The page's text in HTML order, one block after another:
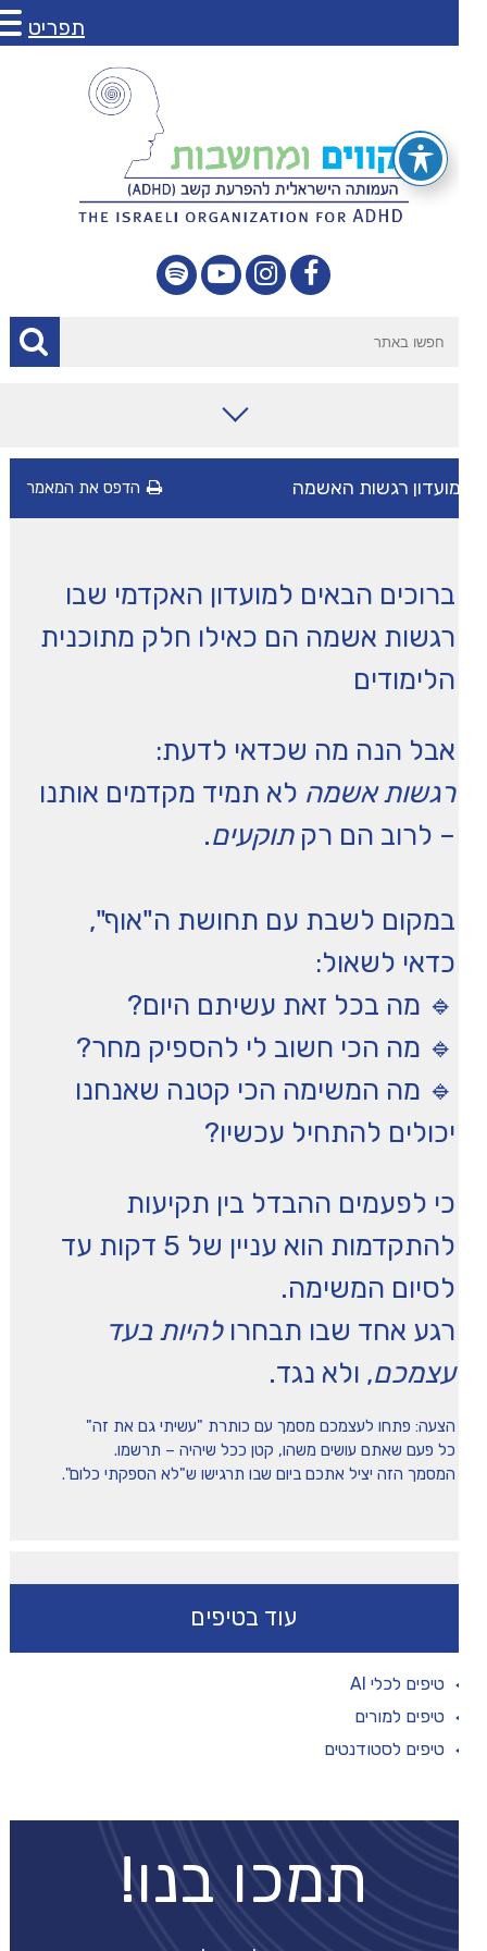
מאמרים
טיפים
עוד בטיפים
טיפים לכלי AI
טיפים למורים
טיפים לסטודנטים
תמכו בנו!
רגשות האשמה הדפס את המאמר
ברוכים הבאים למועדון האקדמי שבו
רגשות אשמה הם כאילו חלק מתוכנית
הלימודים
אבל הנה מה שכדאי לדעת:
רגשות אשמהלא תמיד מקדמים אותנו
– לרוב הם רקתוקעים.
במקום לשבת עם תחושת ה"אוף",
כדאי לשאול:
🔹 מה בכל זאת עשיתם היום?
🔹 מה הכי חשוב לי להספיק מחר?
🔹 מה המשימה הכי קטנה שאנחנו
יכולים להתחיל עכשיו?
כי לפעמים ההבדל בין תקיעות
להתקדמות הוא עניין של 5 דקות עד
לסיום המשימה.
רגע אחד שבו תבחרולהיות בעד
עצמכם, ולא נגד.
הצעה: פתחו לעצמכם מסמך עם כותרת "עשיתי גם את זה"
כל פעם שאתם עושים משהו, קטן ככל שיהיה – תרשמו.
המסמך הזה יציל אתכם ביום שבו תרגישו ש"לא הספקתי כלום".
תפריט